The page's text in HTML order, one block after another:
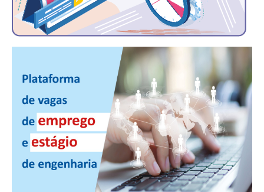
AUTÔNOMOS E SERVIÇOS
NEWSLETTER
CONTATO
CURSOS
ENGENHEIRO EMPREENDEDOR
SEESP EDUCAÇÃO
PLATAFORMAS GRATUITAS